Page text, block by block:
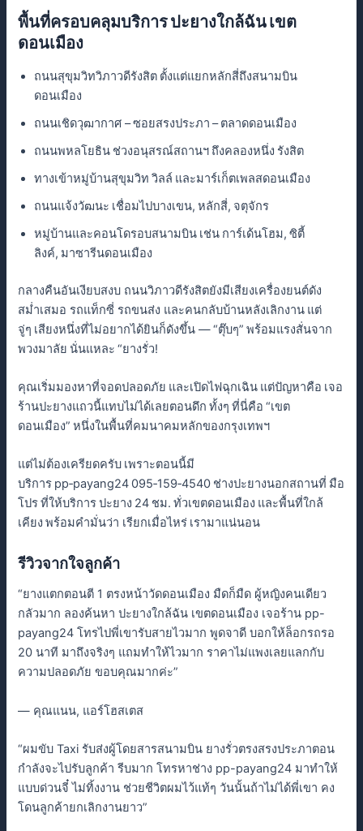
พื้นที่ครอบคลุมบริการ ปะยางใกล้ฉัน เขต
ดอนเมือง
ถนนสุขุมวิทวิภาวดีรังสิต ตั้งแต่แยกหลักสี่ถึงสนามบิน
ดอนเมือง
ถนนเชิดวุฒากาศ – ซอยสรงประภา – ตลาดดอนเมือง
ถนนพหลโยธิน ช่วงอนุสรณ์สถานฯ ถึงคลองหนึ่ง รังสิต
ทางเข้าหมู่บ้านสุขุมวิท วิลล์ และมาร์เก็ตเพลสดอนเมือง
ถนนแจ้งวัฒนะ เชื่อมไปบางเขน, หลักสี่, จตุจักร
หมู่บ้านและคอนโดรอบสนามบิน เช่น การ์เด้นโฮม, ซิตี้
ลิงค์, มาซารีนดอนเมือง
กลางคืนอันเงียบสงบ ถนนวิภาวดีรังสิตยังมีเสียงเครื่องยนต์ดัง
สม่ำเสมอ รถแท็กซี่ รถขนส่ง และคนกลับบ้านหลังเลิกงาน แต่
จู่ๆ เสียงหนึ่งที่ไม่อยากได้ยินก็ดังขึ้น — “ตุ๊บๆ” พร้อมแรงสั่นจาก
พวงมาลัย นั่นแหละ “ยางรั่ว!
คุณเริ่มมองหาที่จอดปลอดภัย และเปิดไฟฉุกเฉิน แต่ปัญหาคือ เจอ
ร้านปะยางแถวนี้แทบไม่ได้เลยตอนดึก ทั้งๆ ที่นี่คือ “เขต
ดอนเมือง” หนึ่งในพื้นที่คมนาคมหลักของกรุงเทพฯ
แต่ไม่ต้องเครียดครับ เพราะตอนนี้มี
บริการ pp‑payang24 095‑159‑4540 ช่างปะยางนอกสถานที่ มือ
โปร ที่ให้บริการ ปะยาง 24 ชม. ทั่วเขตดอนเมือง และพื้นที่ใกล้
เคียง พร้อมคำมั่นว่า เรียกเมื่อไหร่ เรามาแน่นอน
รีวิวจากใจลูกค้า
“ยางแตกตอนตี 1 ตรงหน้าวัดดอนเมือง มืดก็มืด ผู้หญิงคนเดียว
กลัวมาก ลองค้นหา ปะยางใกล้ฉัน เขตดอนเมือง เจอร้าน pp-
payang24 โทรไปพี่เขารับสายไวมาก พูดจาดี บอกให้ล็อกรถรอ
20 นาที มาถึงจริงๆ แถมทำให้ไวมาก ราคาไม่แพงเลยแลกกับ
ความปลอดภัย ขอบคุณมากค่ะ”
— คุณแนน, แอร์โฮสเตส
“ผมขับ Taxi รับส่งผู้โดยสารสนามบิน ยางรั่วตรงสรงประภาตอน
กำลังจะไปรับลูกค้า รีบมาก โทรหาช่าง pp-payang24 มาทำให้
แบบด่วนจี๋ ไม่ทิ้งงาน ช่วยชีวิตผมไว้แท้ๆ วันนั้นถ้าไม่ได้พี่เขา คง
โดนลูกค้ายกเลิกงานยาว”